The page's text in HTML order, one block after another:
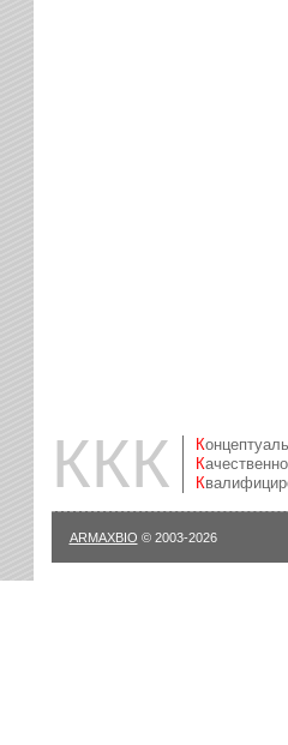
ККК
ARMAXBIO © 2003-2026